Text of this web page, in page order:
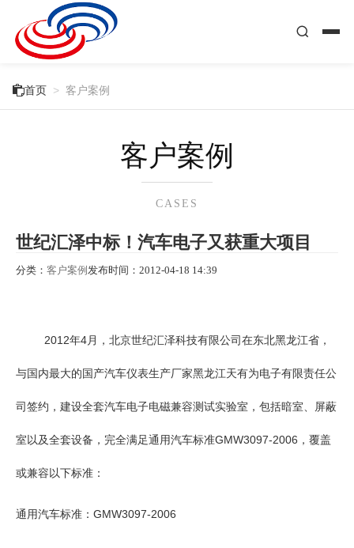
首页 > 客户案例
客户案例
CASES
世纪汇泽中标！汽车电子又获重大项目
分类： 客户案例 发布时间： 2012-04-18 14:39
2012年4月，北京世纪汇泽科技有限公司在东北黑龙江省，
与国内最大的国产汽车仪表生产厂家黑龙江天有为电子有限责任公
司签约，建设全套汽车电子电磁兼容测试实验室，包括暗室、屏蔽
室以及全套设备，完全满足通用汽车标准GMW3097-2006，覆盖
或兼容以下标准：
通用汽车标准：GMW3097-2006